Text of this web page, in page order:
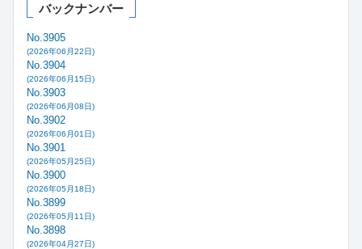
バックナンバー
No.3905
(2026年06月22日)
No.3904
(2026年06月15日)
No.3903
(2026年06月08日)
No.3902
(2026年06月01日)
No.3901
(2026年05月25日)
No.3900
(2026年05月18日)
No.3899
(2026年05月11日)
No.3898
(2026年04月27日)